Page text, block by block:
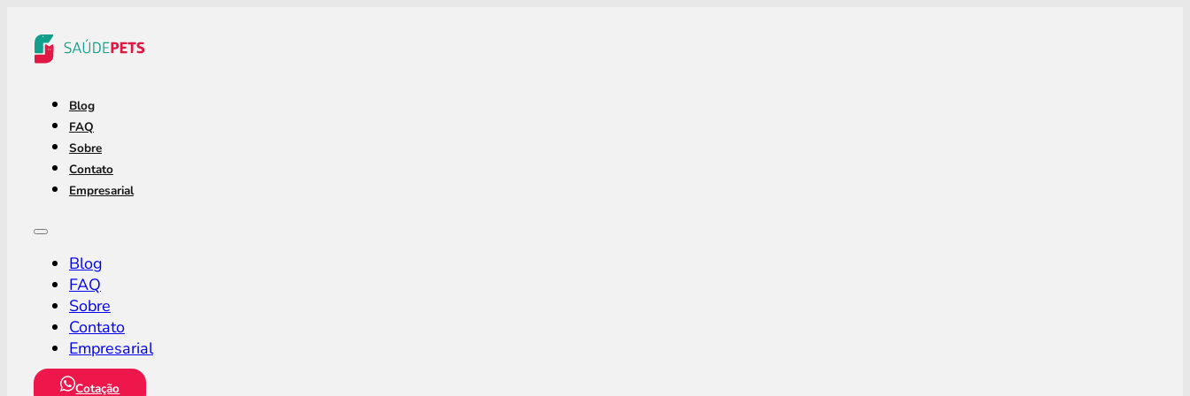
Blog
FAQ
Sobre
Contato
Empresarial
Blog
FAQ
Sobre
Contato
Empresarial
Cotação